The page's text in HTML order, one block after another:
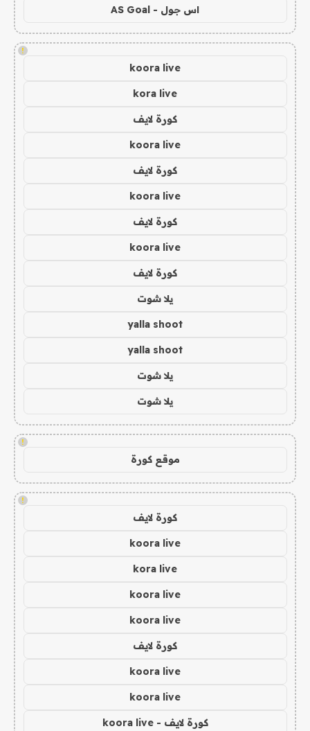
اس جول - AS Goal
!
koora live
kora live
كورة لايف
koora live
كورة لايف
koora live
كورة لايف
koora live
كورة لايف
يلا شوت
yalla shoot
yalla shoot
يلا شوت
يلا شوت
!
موقع كورة
!
كورة لايف
koora live
kora live
koora live
koora live
كورة لايف
koora live
koora live
كورة لايف - koora live